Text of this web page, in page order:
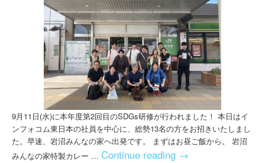
9月11日(水)に本年度第2回目のSDGs研修が行われました！ 本日はイ
ンフォコム東日本の社員を中心に、総勢13名の方をお招きいたしまし
た。早速、岩沼みんなの家へ出発です。 まずはお昼ご飯から。 岩沼
みんなの家特製カレー … Continue reading →